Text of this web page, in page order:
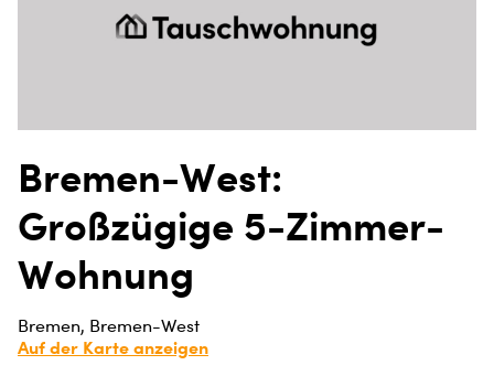
Bremen-West:
Großzügige 5-Zimmer-
Wohnung
Bremen, Bremen-West
Auf der Karte anzeigen